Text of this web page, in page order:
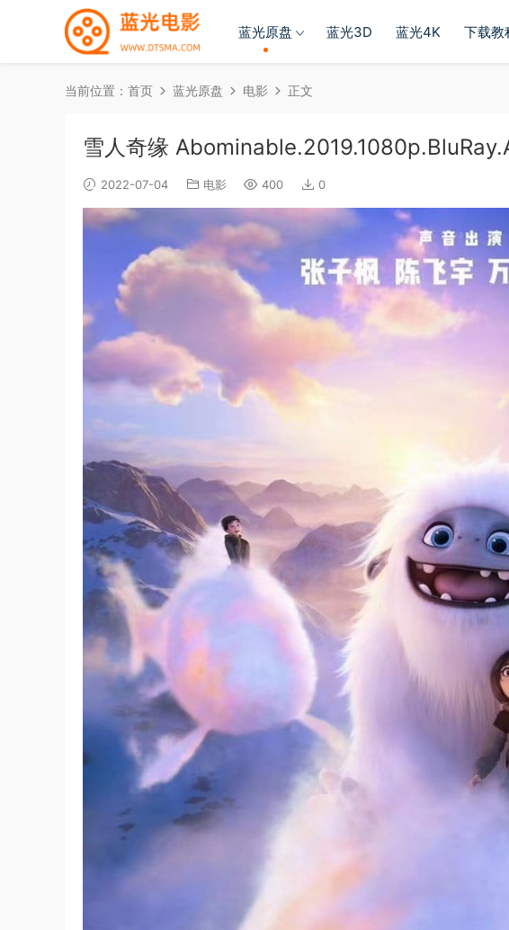
蓝光原盘 蓝光3D 蓝光4K 下载教
当前位置： 首页 蓝光原盘 电影 正文
雪人奇缘
2022-07-04 电影 400 0